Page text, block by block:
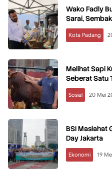
Wako Fadly
Sarai,
Kota Padang
Melihat Sapi
Seberat Satu
Sosial 20 Mei
BSI Maslahat
Day Jakarta
Ekonomi 19